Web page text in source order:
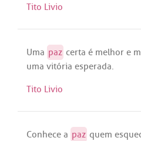
Tito Livio
Uma paz certa é melhor e
uma vitória esperada.
Tito Livio
Conhece a paz quem